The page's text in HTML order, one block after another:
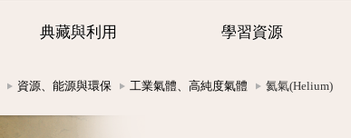
典藏與利用 學習資源
資源、能源與環保 工業氣體、高純度氣體 氦氣(Helium)